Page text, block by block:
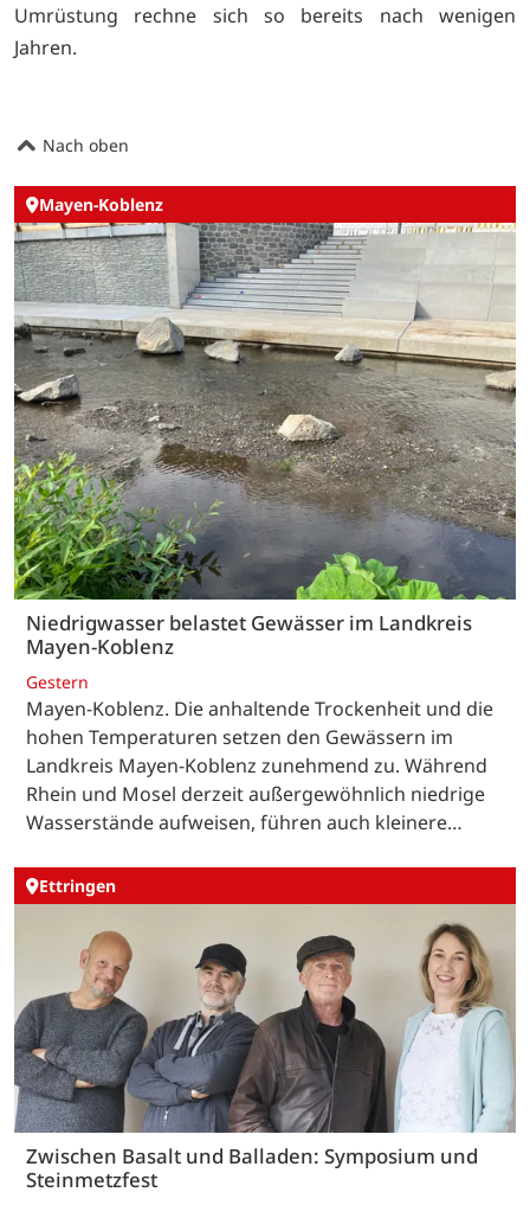
Umrüstung rechne sich so bereits nach wenigen
Jahren.
Nach oben
Mayen-Koblenz
Niedrigwasser belastet Gewässer im Landkreis
Mayen-Koblenz
Gestern
Mayen-Koblenz. Die anhaltende Trockenheit und die
hohen Temperaturen setzen den Gewässern im
Landkreis Mayen-Koblenz zunehmend zu. Während
Rhein und Mosel derzeit außergewöhnlich niedrige
Wasserstände aufweisen, führen auch kleinere…
Ettringen
Zwischen Basalt und Balladen: Symposium und
Steinmetzfest